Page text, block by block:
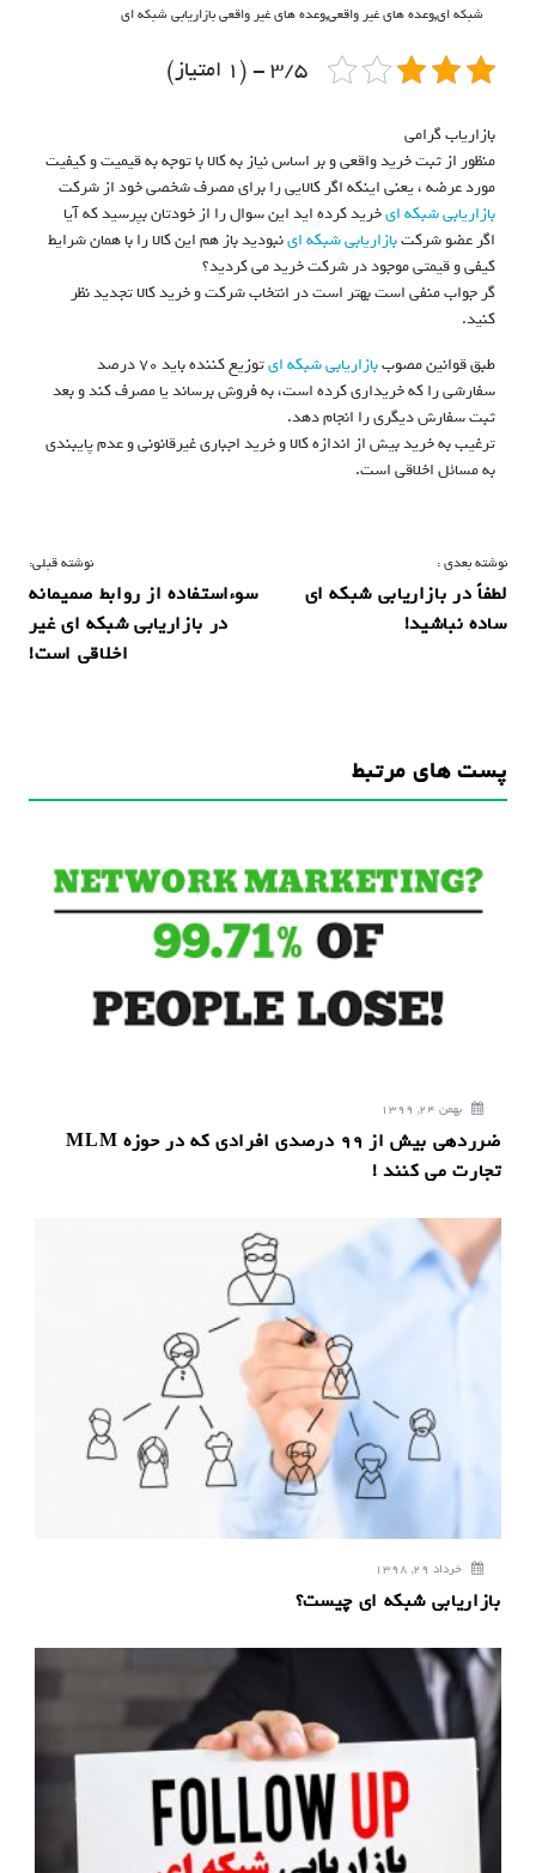
شبکه ای,وعده های غیر واقعی,وعده های غیر واقعی بازاریابی شبکه ای
3/5 - (1 امتیاز)
بازاریاب گرامی
منظور از ثبت خرید واقعی و بر اساس نیاز به کالا با توجه به قیمیت و کیفیت
مورد عرضه ، یعنی اینکه اگر کالایی را برای مصرف شخصی خود از شرکت
بازاریابی شبکه ایخرید کرده اید این سوال را از خودتان بپرسید که آیا
اگر عضو شرکتبازاریابی شبکه اینبودید باز هم این کالا را با همان شرایط
کیفی و قیمتی موجود در شرکت خرید می کردید؟
گر جواب منفی است بهتر است در انتخاب شرکت و خرید کالا تجدید نظر
کنید.
طبق قوانین مصوببازاریابی شبکه ای
توزیع ‌کننده باید ۷۰ درصد
سفارشی را که خریداری کرده است، به فروش برساند یا مصرف کند و بعد
ثبت سفارش دیگری را انجام دهد.
ترغیب به خرید بیش از اندازه کالا و خرید اجباری غیرقانونی و عدم پایبندی
به مسائل اخلاقی است.
ر
ا
ن
نوشته قبلی:
سوءاستفاده از روابط صمیمانه
در بازاریابی شبکه ای غیر
اخلاقی است!
نوشته بعدی :
لطفاً در بازاریابی شبکه ای
ساده نباشید!
پست های مرتبط
بهمن 24, 1399
ضرردهی بیش از 99 درصدی افرادی که در حوزه MLM
تجارت می کنند !
خرداد 29, 1398
بازاریابی شبکه ای چیست؟